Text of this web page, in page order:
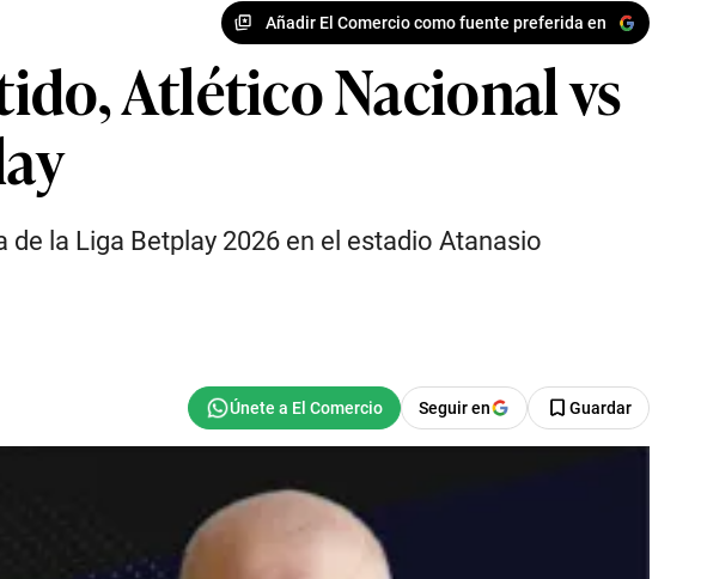
Añadir El Comercio como fuente preferida en
Atlético Nacional vs
la Liga Betplay 2026 en el estadio Atanasio
Seguir en Guardar